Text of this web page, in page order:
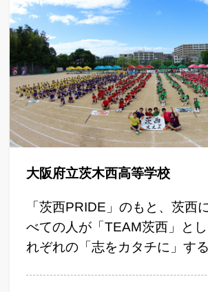
大阪府立茨木西高等学校
「茨西PRIDE」のもと、茨西
べての人が「TEAM茨西」と
れぞれの「志をカタチに」する